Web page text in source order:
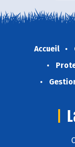
Accueil